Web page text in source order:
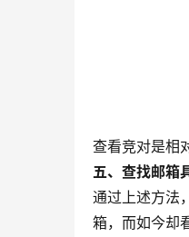
查看竞对是相
五、查找邮箱
通过上述方法
箱，而如今却